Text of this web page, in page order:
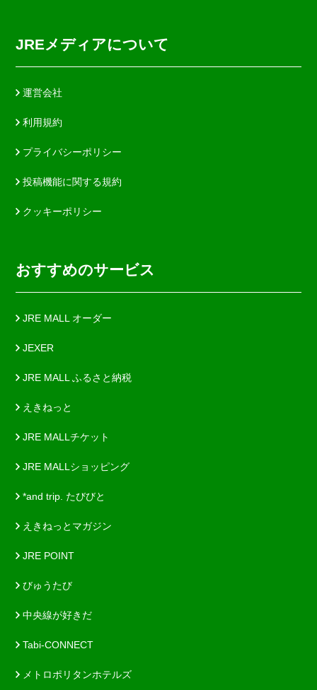
JREメディアについて
運営会社
利用規約
プライバシーポリシー
投稿機能に関する規約
クッキーポリシー
おすすめのサービス
JRE MALL オーダー
JEXER
JRE MALL ふるさと納税
えきねっと
JRE MALLチケット
JRE MALLショッピング
*and trip. たびびと
えきねっとマガジン
JRE POINT
びゅうたび
中央線が好きだ
Tabi-CONNECT
メトロポリタンホテルズ